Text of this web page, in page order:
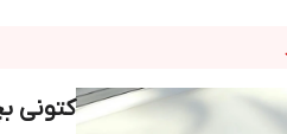
کتونی